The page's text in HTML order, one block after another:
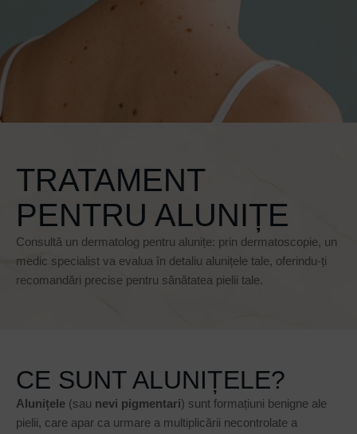
TRATAMENT
PENTRU ALUNIȚE
Consultă un dermatolog pentru alunițe: prin dermatoscopie, un
medic specialist va evalua în detaliu alunițele tale, oferindu-ți
recomandări precise pentru sănătatea pielii tale.
CE SUNT ALUNIȚELE?
Alunițele (sau nevi pigmentari) sunt formațiuni benigne ale
pielii, care apar ca urmare a multiplicării necontrolate a